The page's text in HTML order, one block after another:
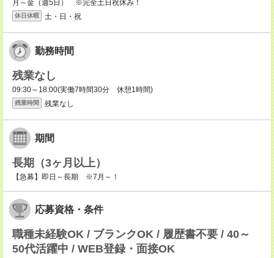
月～金（週5日） ※完全土日祝休み！
休日休暇 土・日・祝
勤務時間
残業なし
09:30～18:00(実働7時間30分 休憩1時間)
残業時間 残業なし
期間
長期（3ヶ月以上）
【急募】即日～長期 ※7月～！
応募資格・条件
職種未経験OK / ブランクOK / 履歴書不要 / 40～
50代活躍中 / WEB登録・面接OK